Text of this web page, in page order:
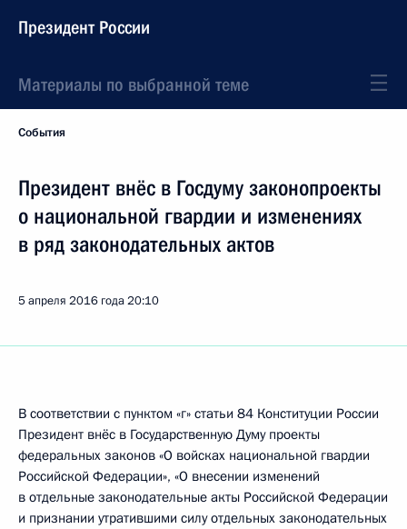
Президент России
Материалы по выбранной теме
События
Президент внёс в Госдуму законопроекты
о национальной гвардии и изменениях
в ряд законодательных актов
5 апреля 2016 года20:10
В соответствии с пунктом «г» статьи 84 Конституции России
Президент внёс в Государственную Думу проекты
федеральных законов «О войсках национальной гвардии
Российской Федерации», «О внесении изменений
в отдельные законодательные акты Российской Федерации
и признании утратившими силу отдельных законодательных